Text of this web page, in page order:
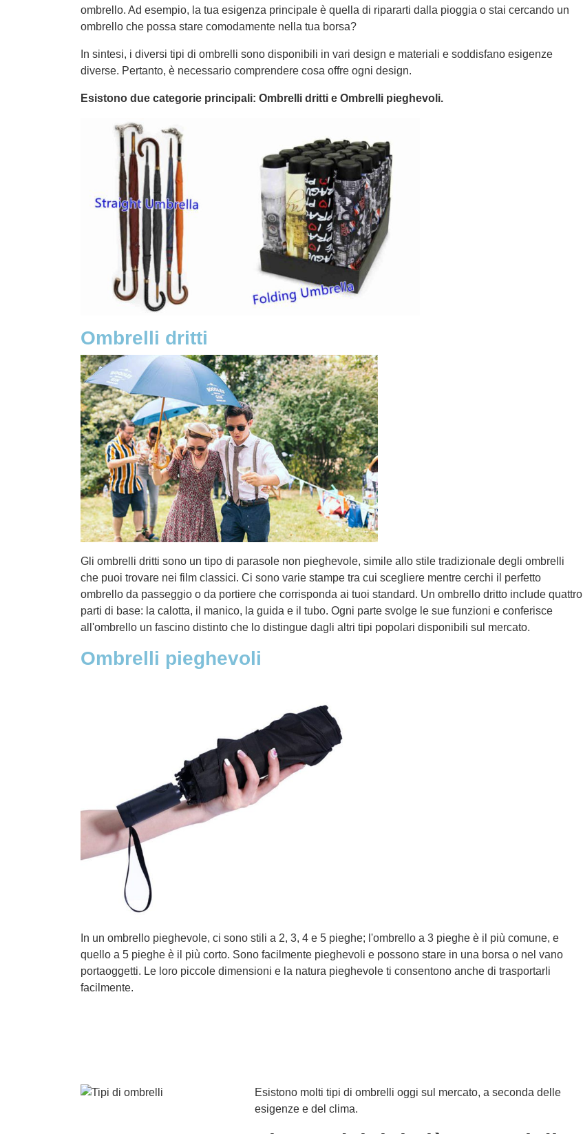
ombrello. Ad esempio, la tua esigenza principale è quella di ripararti dalla pioggia o stai cercando un
ombrello che possa stare comodamente nella tua borsa?
In sintesi, i diversi tipi di ombrelli sono disponibili in vari design e materiali e soddisfano esigenze
diverse. Pertanto, è necessario comprendere cosa offre ogni design.
Esistono due categorie principali: Ombrelli dritti e Ombrelli pieghevoli.
Ombrelli dritti
Gli ombrelli dritti sono un tipo di parasole non pieghevole, simile allo stile tradizionale degli ombrelli
che puoi trovare nei film classici. Ci sono varie stampe tra cui scegliere mentre cerchi il perfetto
ombrello da passeggio o da portiere che corrisponda ai tuoi standard. Un ombrello dritto include quattro
parti di base: la calotta, il manico, la guida e il tubo. Ogni parte svolge le sue funzioni e conferisce
all'ombrello un fascino distinto che lo distingue dagli altri tipi popolari disponibili sul mercato.
Ombrelli pieghevoli
In un ombrello pieghevole, ci sono stili a 2, 3, 4 e 5 pieghe; l'ombrello a 3 pieghe è il più comune, e
quello a 5 pieghe è il più corto. Sono facilmente pieghevoli e possono stare in una borsa o nel vano
portaoggetti. Le loro piccole dimensioni e la natura pieghevole ti consentono anche di trasportarli
facilmente.
Esistono molti tipi di ombrelli oggi sul mercato, a seconda delle
esigenze e del clima.